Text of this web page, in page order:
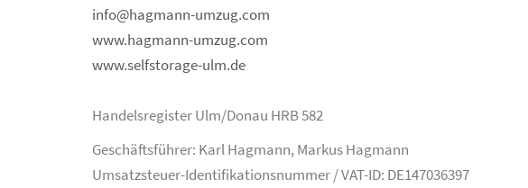
info@hagmann-umzug.com
www.hagmann-umzug.com
www.selfstorage-ulm.de
Handelsregister Ulm/Donau HRB 582
Geschäftsführer: Karl Hagmann, Markus Hagmann
Umsatzsteuer-Identifikationsnummer / VAT-ID: DE147036397